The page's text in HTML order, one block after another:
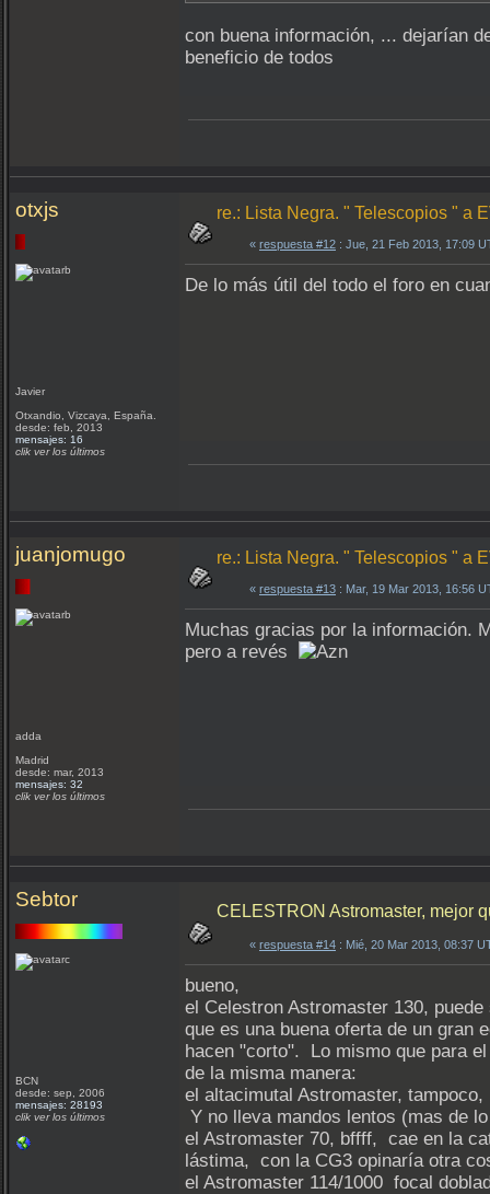
con buena información, ... dejarían
beneficio de todos
otxjs
Javier
Otxandio, Vizcaya, España.
desde: feb, 2013
mensajes: 16
clik ver los últimos
re.: Lista Negra. " Telescopios " a
« respuesta #12 : Jue, 21 Feb 2013, 17:09
De lo más útil del todo el foro en
juanjomugo
adda
Madrid
desde: mar, 2013
mensajes: 32
clik ver los últimos
re.: Lista Negra. " Telescopios " a
« respuesta #13 : Mar, 19 Mar 2013, 16:56
Muchas gracias por la información.
pero a revés
Sebtor
BCN
desde: sep, 2006
mensajes: 28193
clik ver los últimos
CELESTRON Astromaster, mejor
« respuesta #14 : Mié, 20 Mar 2013, 08:37
bueno,
el Celestron Astromaster 130,
que es una buena oferta de un gran
hacen "corto". Lo mismo que para
de la misma manera:
el altacimutal Astromaster,
Y no lleva mandos lentos (mas de
el Astromaster 70, bffff, cae en la
lástima, con la CG3 opinaría otra
el Astromaster 114/1000 focal